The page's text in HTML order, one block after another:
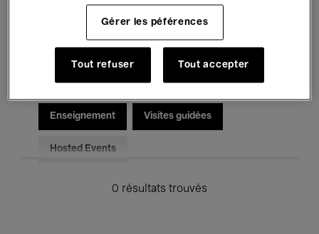
Musique électronique
Pour tous Kids’ Palace
Enseignement Visites guidées
Hosted Events
0 résultats trouvés
Gérer les péférences
Tout refuser Tout accepter